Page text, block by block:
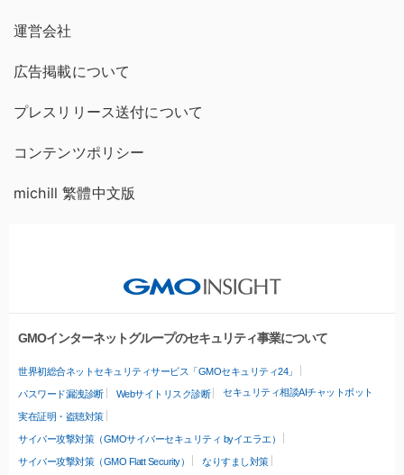
運営会社
広告掲載について
プレスリリース送付について
コンテンツポリシー
michill 繁體中文版
GMOインターネットグループのセキュリティ事業について
世界初総合ネットセキュリティサービス「GMOセキュリティ24」
パスワード漏洩診断 Webサイトリスク診断 セキュリティ相談AIチャットボット
実在証明・盗聴対策
サイバー攻撃対策（GMOサイバーセキュリティ byイエラエ）
サイバー攻撃対策（GMO Flatt Security）
なりすまし対策